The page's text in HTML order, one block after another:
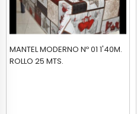
MANTEL MODERNO Nº 01 1'40M.
ROLLO 25 MTS.